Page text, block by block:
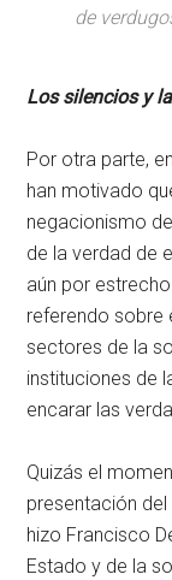
de
Los silencios y
Por otra parte,
han motivado
negacionismo
de la verdad de
aún por
referendo sobre
sectores de la
instituciones de
encarar las
Quizás el
presentación
hizo Francisco
Estado y de la